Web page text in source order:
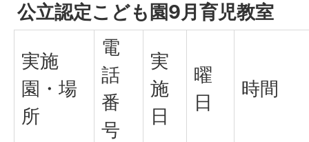
公立認定こども園9月育児教室
実施
園・場
所
電
話
番
号
実
施
日
曜
日
時間